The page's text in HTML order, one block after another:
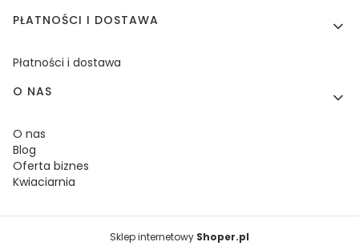
PŁATNOŚCI I DOSTAWA
Płatności i dostawa
O NAS
O nas
Blog
Oferta biznes
Kwiaciarnia
Sklep internetowy Shoper.pl